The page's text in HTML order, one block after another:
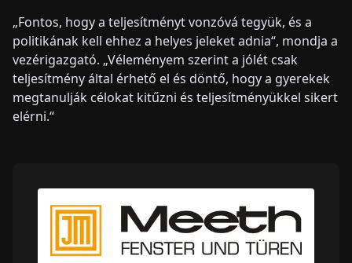
„Fontos, hogy a teljesítményt vonzóvá tegyük, és a
politikának kell ehhez a helyes jeleket adnia“, mondja a
vezérigazgató. „Véleményem szerint a jólét csak
teljesítmény által érhető el és döntő, hogy a gyerekek
megtanulják célokat kitűzni és teljesítményükkel sikert
elérni.“